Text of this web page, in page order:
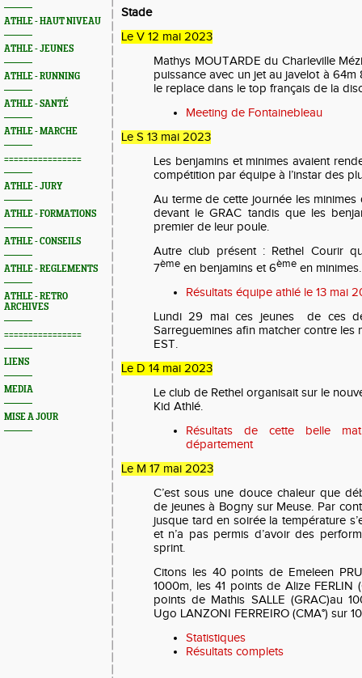
ATHLE - HAUT NIVEAU
ATHLE - JEUNES
ATHLE - RUNNING
ATHLE - SANTÉ
ATHLE - MARCHE
================
ATHLE - JURY
ATHLE - FORMATIONS
ATHLE - CONSEILS
ATHLE - REGLEMENTS
ATHLE - RETRO
ARCHIVES
================
LIENS
MEDIA
MISE A JOUR
Stade
Le V 12 mai 2023
Mathys MOUTARDE du Charleville
puissance avec un jet au javelot à
le replace dans le top français de la
Meeting de Fontainebleau
Le S 13 mai 2023
Les benjamins et minimes avaient
compétition par équipe à l’instar des
Au terme de cette journée les
devant le GRAC tandis que les
premier de leur poule.
Autre club présent : Rethel Courir
7ème en benjamins et 6ème en minimes.
Résultats équipe athlé le 13 mai
Lundi 29 mai ces jeunes de ces
Sarreguemines afin matcher contre les
EST.
Le D 14 mai 2023
Le club de Rethel organisait sur le
Kid Athlé.
Résultats de cette belle
département
Le M 17 mai 2023
C’est sous une douce chaleur que
de jeunes à Bogny sur Meuse. Par
jusque tard en soirée la température
et n’a pas permis d’avoir des
sprint.
Citons les 40 points de Emeleen
1000m, les 41 points de Alize FERLIN
points de Mathis SALLE (GRAC)au
Ugo LANZONI FERREIRO (CMA°) sur
Statistiques
Résultats complets